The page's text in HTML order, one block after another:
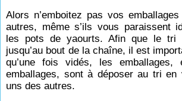
Alors n’emboitez pas vos
autres, même s’ils vous paraissent
les pots de yaourts. Afin que le tri
jusqu’au bout de la chaîne, il est
qu’une fois vidés, les emballages,
emballages, sont à déposer au tri en
uns des autres.